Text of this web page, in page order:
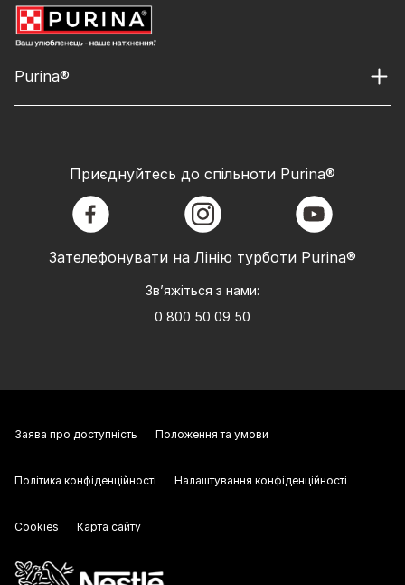
Purina®
Зателефонувати на Лінію турботи Purina®
Зв’яжіться з нами:
0 800 50 09 50
Приєднуйтесь до спільноти Purina®
facebook instagram youtube
Заява про доступність Положення та умови
Політика конфіденційності Налаштування конфіденційності
Cookies Карта сайту